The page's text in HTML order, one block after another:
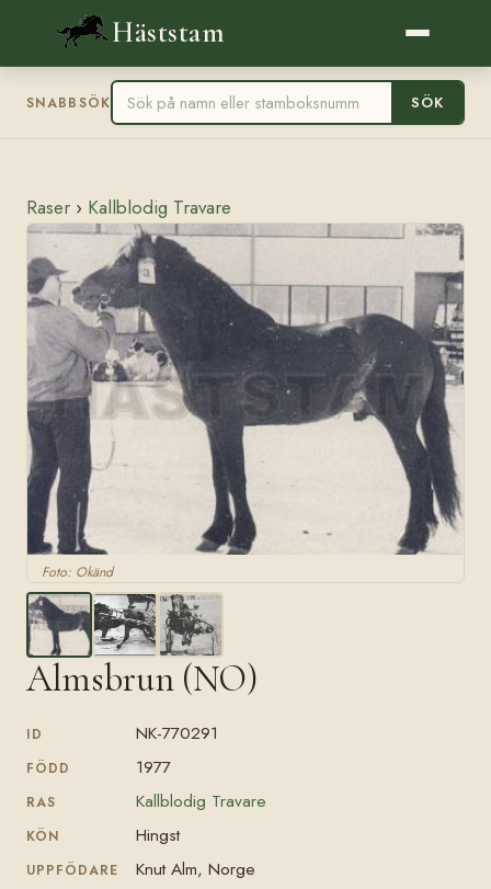
Häststam
SNABBSÖK SÖK
Raser › Kallblodig Travare
Foto: Okänd
Almsbrun (NO)
ID NK-770291
FÖDD 1977
RAS Kallblodig Travare
KÖN Hingst
UPPFÖDARE Knut Alm, Norge